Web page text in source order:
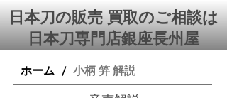
日本刀の販売 買取のご相談は
日本刀専門店銀座⻑州屋
ホーム / 小柄 笄 解説